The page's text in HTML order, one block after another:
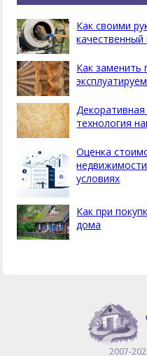
Как своими
Как заменить
технология
Оценка
условиях
Как при
дома
2007-